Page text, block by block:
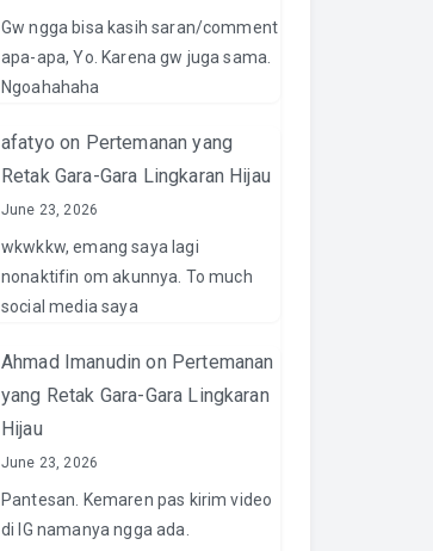
Gw ngga bisa kasih saran/comment
apa-apa, Yo. Karena gw juga sama.
Ngoahahaha
afatyo on Pertemanan yang
Retak Gara-Gara Lingkaran Hijau
June 23, 2026
wkwkkw, emang saya lagi
nonaktifin om akunnya. To much
social media saya
Ahmad Imanudin on Pertemanan
yang Retak Gara-Gara Lingkaran
Hijau
June 23, 2026
Pantesan. Kemaren pas kirim video
di IG namanya ngga ada.